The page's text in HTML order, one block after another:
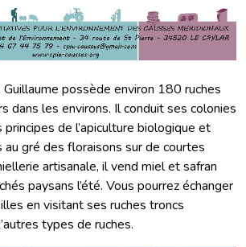
possède environ 180 ruches
dans les environs. Il conduit ses colonies
principes de l’apiculture biologique et
au gré des floraisons sur de courtes
artisanale, il vend miel et safran
paysans l’été. Vous pourrez échanger
en visitant ses ruches troncs
types de ruches.